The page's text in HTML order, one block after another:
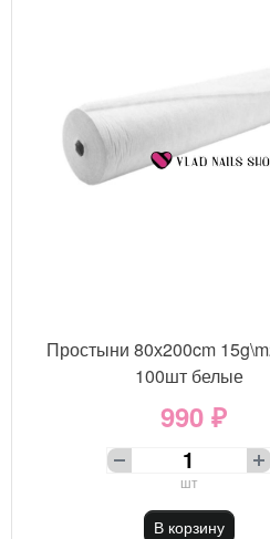
Простыни 80х200cm
100шт белые
990 ₽
шт
В корзину